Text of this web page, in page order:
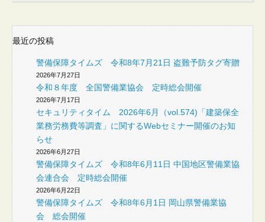
最近の投稿
警備保障タイムズ 令和8年7月21日 盗難予防タグ寄贈
2026年7月27日
令和８年度 全国警備業協会 定時総会開催
2026年7月17日
セキュリティタイム 2026年6月（vol.574)「建築保全
業務労務費等調査」に関するWebセミナー開催のお知
らせ
2026年6月27日
警備保障タイムズ 令和8年6月11日 中国地区警備業協
会連合会 定時総会開催
2026年6月22日
警備保障タイムズ 令和8年6月1日 岡山県警備業協
会 総会開催